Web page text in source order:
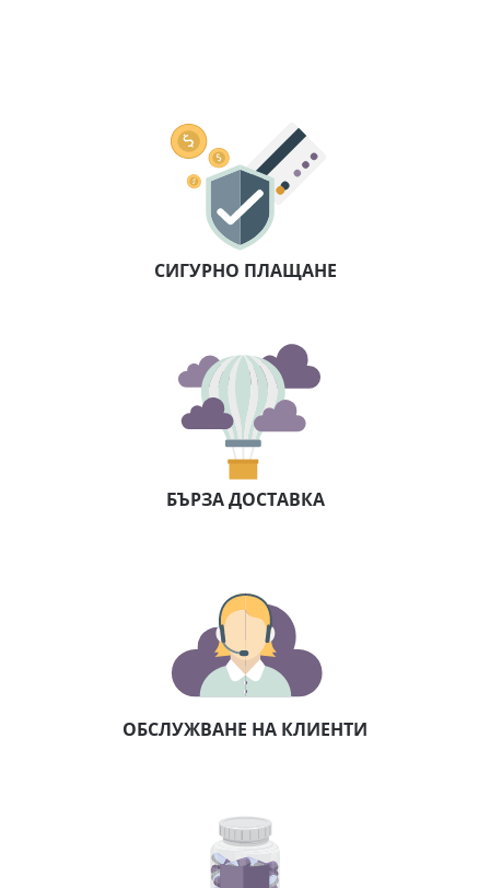
СИГУРНО ПЛАЩАНЕ
БЪРЗА ДОСТАВКА
ОБСЛУЖВАНЕ НА КЛИЕНТИ